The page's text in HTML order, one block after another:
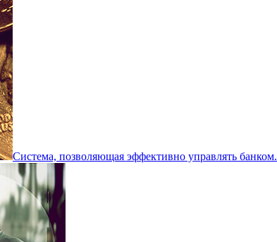
Cистема, позволяющая эффективно управлять банком.